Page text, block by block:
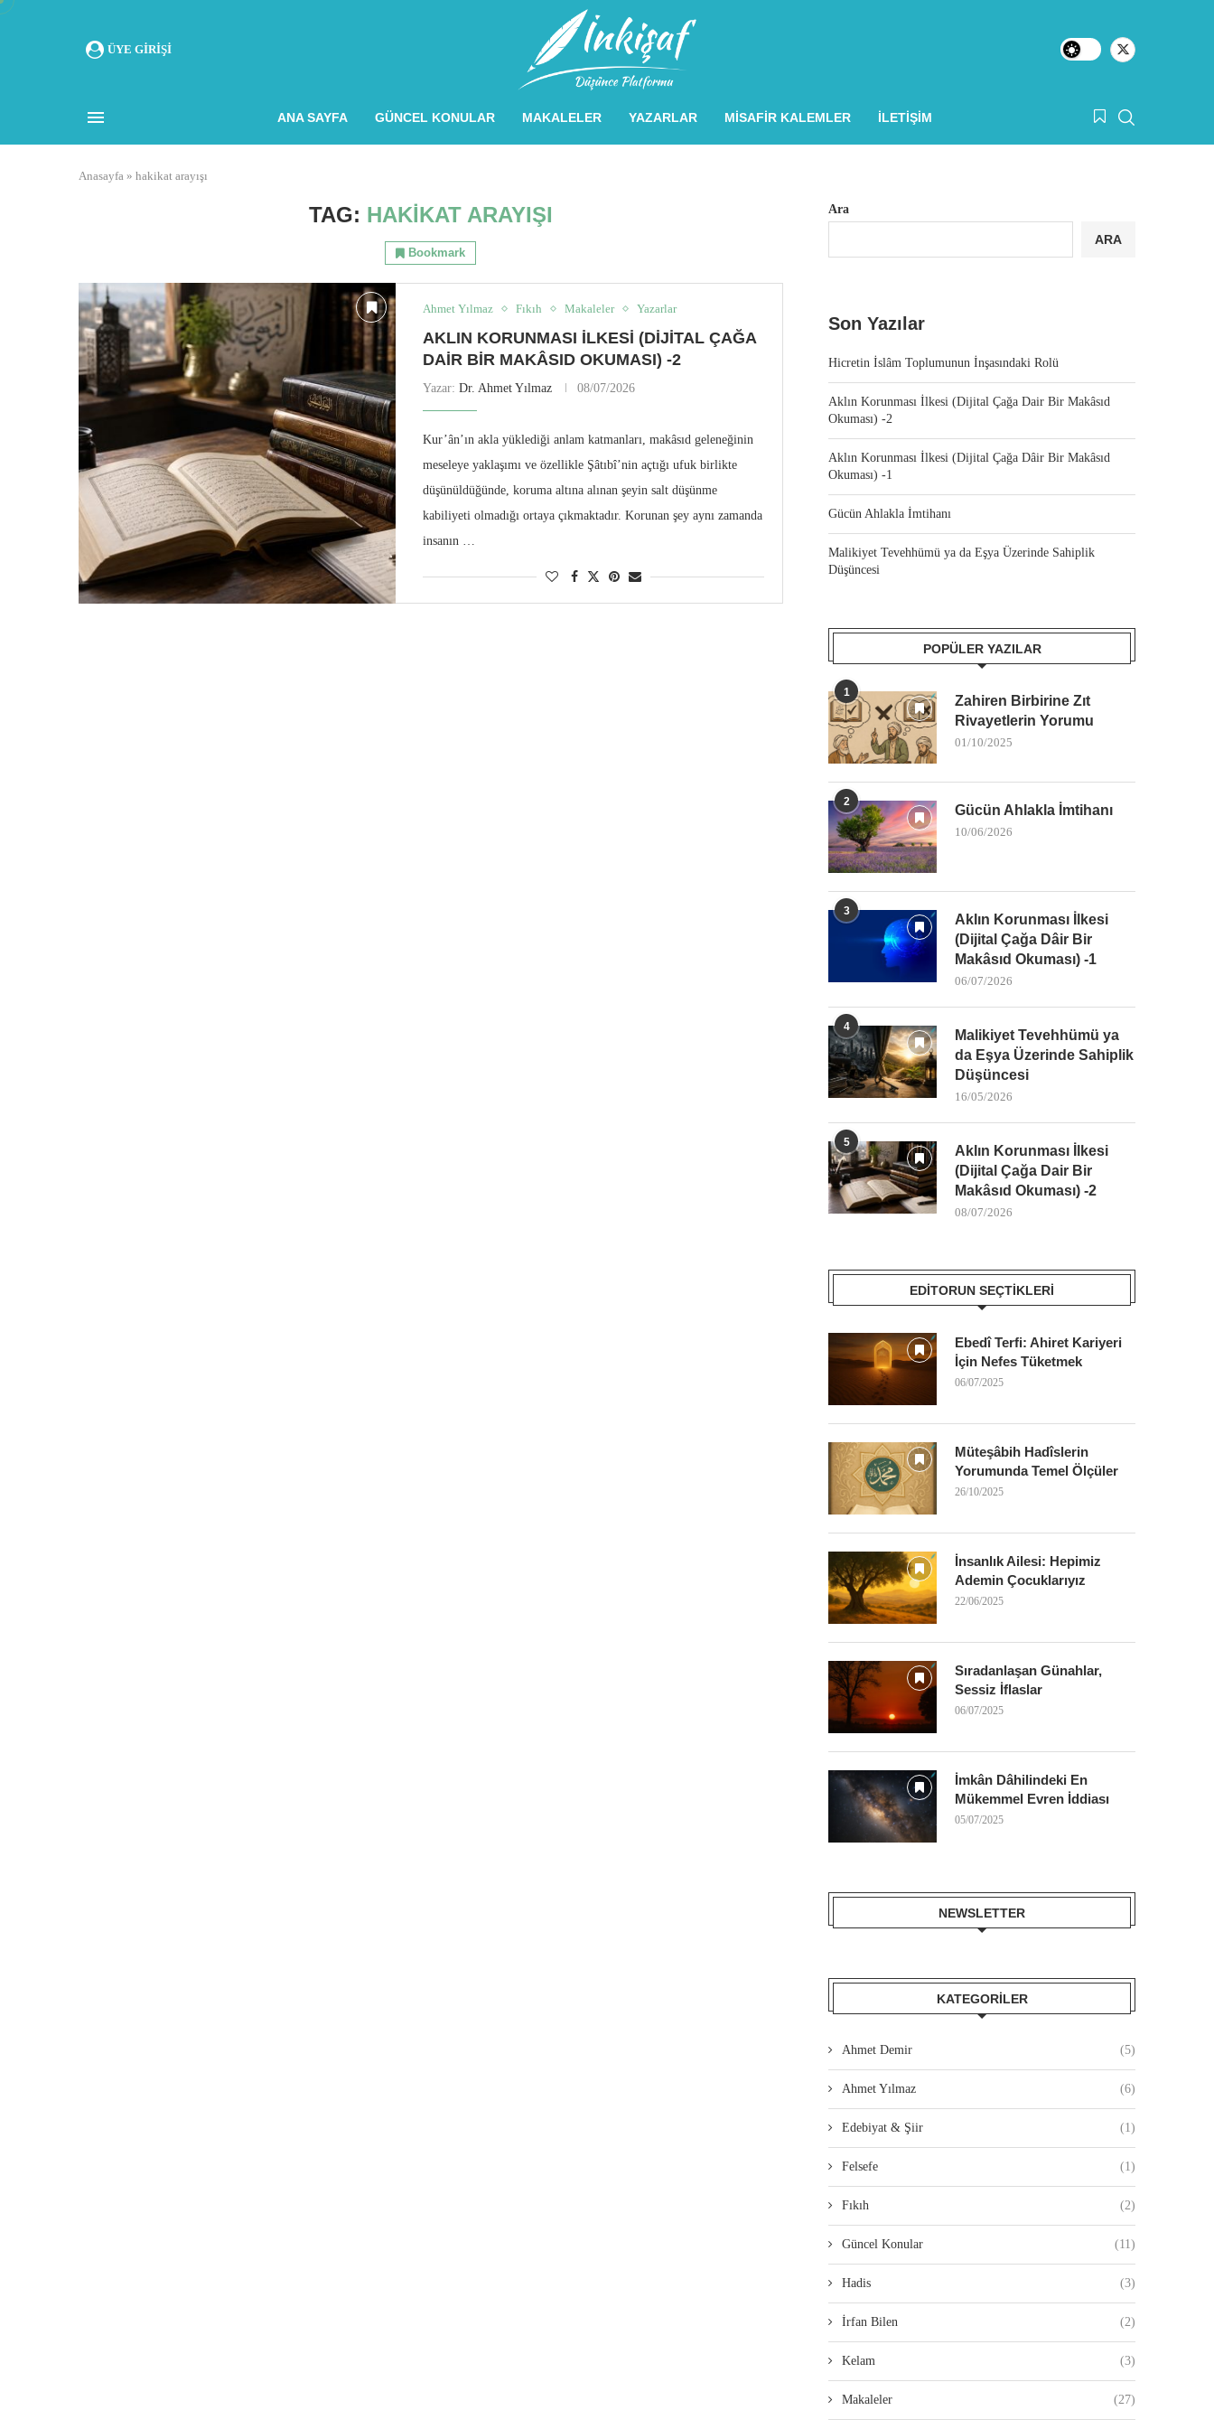
ÜYE GIRIŞI
ANA SAYFA GÜNCEL KONULAR MAKALELER YAZARLAR MISAFIR KALEMLER İLETIŞIM
Anasayfa » hakikat arayışı
TAG: HAKIKAT ARAYIŞI
Bookmark
Ahmet Yılmaz Fıkıh Makaleler Yazarlar
AKLIN KORUNMASI İLKESI (DIJITAL ÇAĞA
DAIR BIR MAKÂSID OKUMASI) -2
Yazar:Dr. Ahmet Yılmaz 08/07/2026
Kur’ân’ın akla yüklediği anlam katmanları, makâsıd geleneğinin
meseleye yaklaşımı ve özellikle Şâtıbî’nin açtığı ufuk birlikte
düşünüldüğünde, koruma altına alınan şeyin salt düşünme
kabiliyeti olmadığı ortaya çıkmaktadır. Korunan şey aynı zamanda
insanın …
Ara
ARA
Son Yazılar
Hicretin İslâm Toplumunun İnşasındaki Rolü
Aklın Korunması İlkesi (Dijital Çağa Dair Bir Makâsıd
Okuması) -2
Aklın Korunması İlkesi (Dijital Çağa Dâir Bir Makâsıd
Okuması) -1
Gücün Ahlakla İmtihanı
Malikiyet Tevehhümü ya da Eşya Üzerinde Sahiplik
Düşüncesi
POPÜLER YAZILAR
1
Zahiren Birbirine Zıt
Rivayetlerin Yorumu
01/10/2025
2
Gücün Ahlakla İmtihanı
10/06/2026
3
Aklın Korunması İlkesi
(Dijital Çağa Dâir Bir
Makâsıd Okuması) -1
06/07/2026
4
Malikiyet Tevehhümü ya
da Eşya Üzerinde Sahiplik
Düşüncesi
16/05/2026
5
Aklın Korunması İlkesi
(Dijital Çağa Dair Bir
Makâsıd Okuması) -2
08/07/2026
EDITORUN SEÇTIKLERI
Ebedî Terfi: Ahiret Kariyeri
İçin Nefes Tüketmek
06/07/2025
Müteşâbih Hadîslerin
Yorumunda Temel Ölçüler
26/10/2025
İnsanlık Ailesi: Hepimiz
Ademin Çocuklarıyız
22/06/2025
Sıradanlaşan Günahlar,
Sessiz İflaslar
06/07/2025
İmkân Dâhilindeki En
Mükemmel Evren İddiası
05/07/2025
NEWSLETTER
KATEGORILER
Ahmet Demir (5)
Ahmet Yılmaz (6)
Edebiyat & Şiir (1)
Felsefe (1)
Fıkıh (2)
Güncel Konular (11)
Hadis (3)
İrfan Bilen (2)
Kelam (3)
Makaleler (27)